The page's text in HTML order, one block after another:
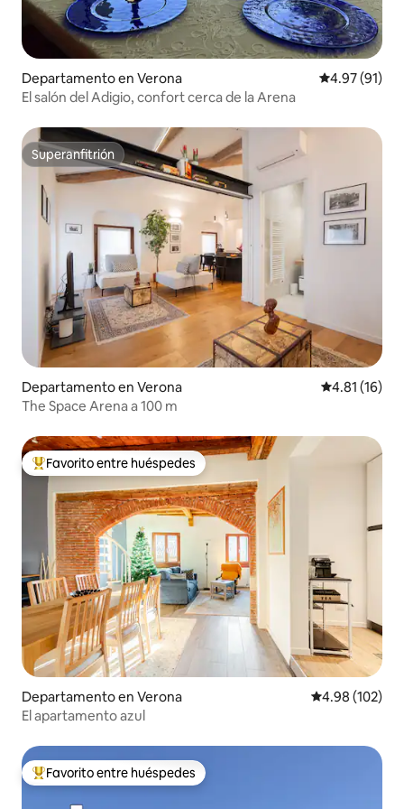
Departamento en Verona Calificación
4.97 (91)
El salón del Adigio, confort cerca de la Arena
Superanfitrión
Superanfitrión
Departamento en Verona Calificación
4.81 (16)
The Space Arena a 100 m
De los mejores en Favorito entre huéspedes
Favorito entre huéspedes
Departamento en Verona Calificación
4.98 (102)
El apartamento azul
De los mejores en Favorito entre huéspedes
Favorito entre huéspedes